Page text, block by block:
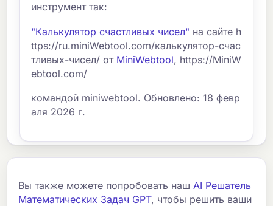
инструмент так:
"Калькулятор счастливых чисел" на сайте h
ttps://ru.miniWebtool.com/калькулятор-счас
тливых-чисел/ от MiniWebtool, https://MiniW
ebtool.com/
командой miniwebtool. Обновлено: 18 февр
аля 2026 г.
Вы также можете попробовать наш AI Решатель
Математических Задач GPT, чтобы решить ваши